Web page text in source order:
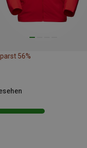
56%